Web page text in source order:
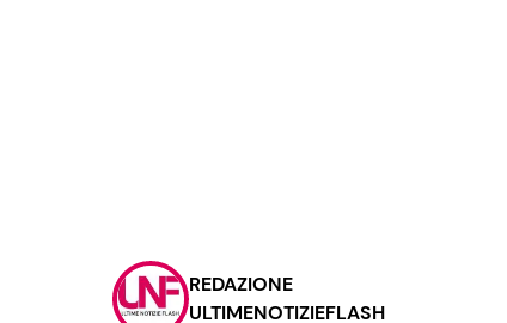
Contattaci
Pubblicità
REDAZIONE
ULTIMENOTIZIEFLASH